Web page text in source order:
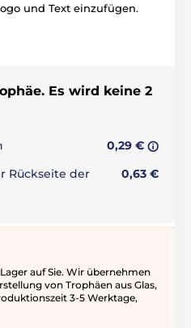
und Text einzufügen.
Es wird keine 2
0,29 €
Rückseite der
0,63 €
auf Sie. Wir übernehmen
von Trophäen aus Glas,
3-5 ​​Werktage,